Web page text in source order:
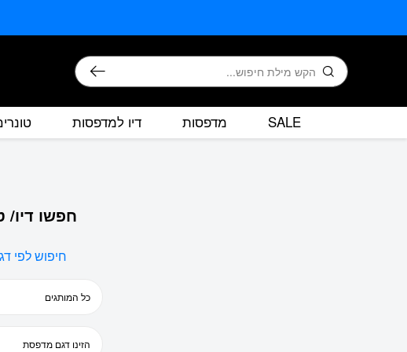
חיפוש
SALE מדפסות דיו למדפסות
חפשו
חיפוש לפי